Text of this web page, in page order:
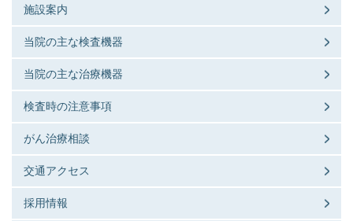
施設案内
当院の主な検査機器
当院の主な治療機器
検査時の注意事項
がん治療相談
交通アクセス
採用情報